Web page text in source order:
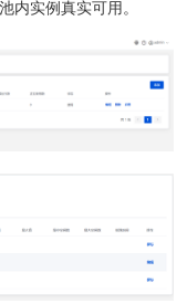
内实例真实可用。